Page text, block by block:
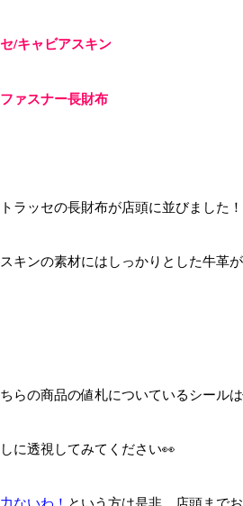
/キャビアスキン
ァスナー長財布
ラッセの長財布が店頭に並びました！
キンの素材にはしっかりとした牛革
らの商品の値札についているシール
に透視してみてください👀